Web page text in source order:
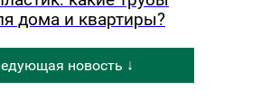
дома и квартиры?
новость ↓